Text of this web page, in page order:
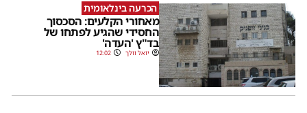
הכרעה בינלאומית
מאחורי הקלעים: הסכסוך
החסידי שהגיע לפתחו של
בד"ץ 'העדה'
יואל וולך 12:02